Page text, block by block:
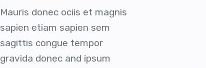
Mauris donec ociis et magnis
sapien etiam sapien sem
sagittis congue tempor
gravida donec and ipsum